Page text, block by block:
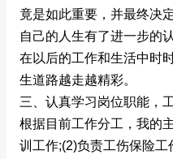
竟是如此重要，并最终决
自己的人生有了进一步的
在以后的工作和生活中时
生道路越走越精彩。
三、认真学习岗位职能，
根据目前工作分工，我的
训工作;(2)负责工伤保险